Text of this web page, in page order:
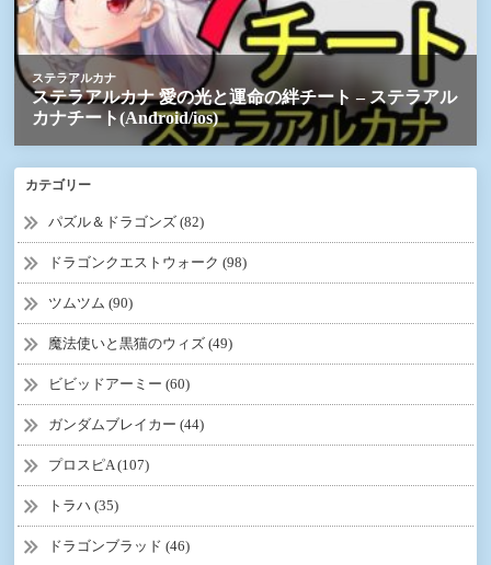
カテゴリー
パズル＆ドラゴンズ (82)
ドラゴンクエストウォーク (98)
ツムツム (90)
魔法使いと黒猫のウィズ (49)
ビビッドアーミー (60)
ガンダムブレイカー (44)
プロスピA (107)
トラハ (35)
ドラゴンブラッド (46)